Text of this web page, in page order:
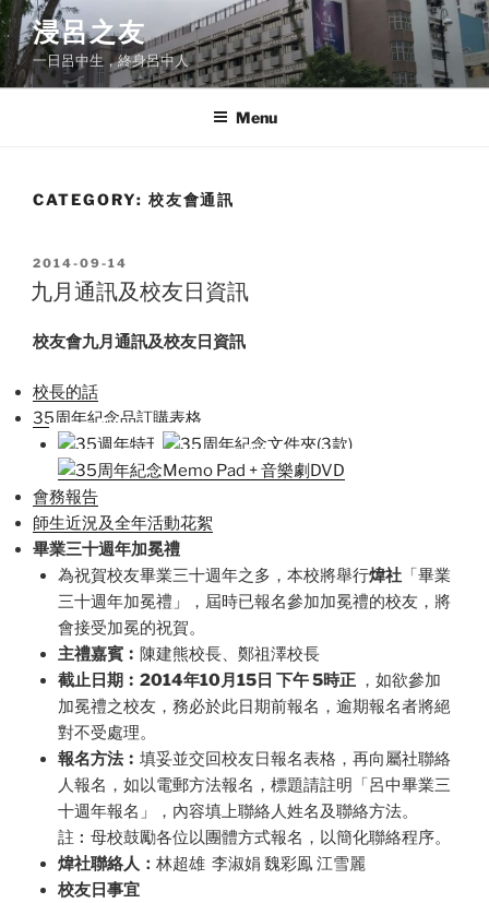
Skip
to
content
浸呂之友
一日呂中生，終身呂中人
Menu
CATEGORY: 校友會通訊
POSTED
ON
2014-09-14
九月通訊及校友日資訊
校友會九月通訊及校友日資訊
校長的話
35周年紀念品訂購表格
會務報告
師生近況及全年活動花絮
畢業三十週年加冕禮
為祝賀校友畢業三十週年之多，本校將舉行煒社「畢業
三十週年加冕禮」，屆時已報名參加加冕禮的校友， 將
會接受加冕的祝賀。
主禮嘉賓︰ 陳建熊校長、鄭祖澤校長
截止日期︰2014年10月15日 下午 5時正，如欲參加
加冕禮之校友，務必於此日期前報名， 逾期報名者將絕
對不受處理。
報名方法︰ 填妥並交回校友日報名表格，再向屬社聯絡
人報名， 如以電郵方法報名，標題請註明「呂中畢業三
十週年報名」， 內容填上聯絡人姓名及聯絡方法。
註︰母校鼓勵各位以團體方式報名，以簡化聯絡程序。
煒社聯絡人： 林超雄 李淑娟 魏彩鳯 江雪麗
校友日事宜